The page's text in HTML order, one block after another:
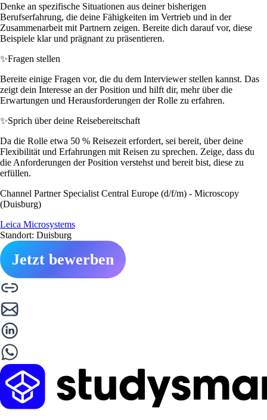
Denke an spezifische Situationen aus deiner bisherigen
Berufserfahrung, die deine Fähigkeiten im Vertrieb und in der
Zusammenarbeit mit Partnern zeigen. Bereite dich darauf vor, diese
Beispiele klar und prägnant zu präsentieren.
✨Fragen stellen
Bereite einige Fragen vor, die du dem Interviewer stellen kannst. Das
zeigt dein Interesse an der Position und hilft dir, mehr über die
Erwartungen und Herausforderungen der Rolle zu erfahren.
✨Sprich über deine Reisebereitschaft
Da die Rolle etwa 50 % Reisezeit erfordert, sei bereit, über deine
Flexibilität und Erfahrungen mit Reisen zu sprechen. Zeige, dass du
die Anforderungen der Position verstehst und bereit bist, diese zu
erfüllen.
Channel Partner Specialist Central Europe (d/f/m) - Microscopy
(Duisburg)
Leica Microsystems
Standort: Duisburg
Jetzt bewerben